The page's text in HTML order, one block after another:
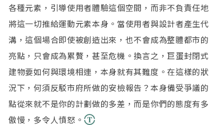
各種元素，引導使用者體驗這個空間，而非不負責任地
將這一切推給運動元素本身。當使用者與設計者產生代
溝，這個場合即使被創造出來，也不會成為整體都市的
亮點，只會成為累贅，甚至危機。換言之，巨蛋封閉式
建物要如何與環境相連，本身就有其難度。在這樣的狀
況下，何須反駁市府所做的安檢報告？本身備受爭議的
點從來就不是你的計劃做的多差，而是你們的態度有多
傲慢，多令人憤怒。